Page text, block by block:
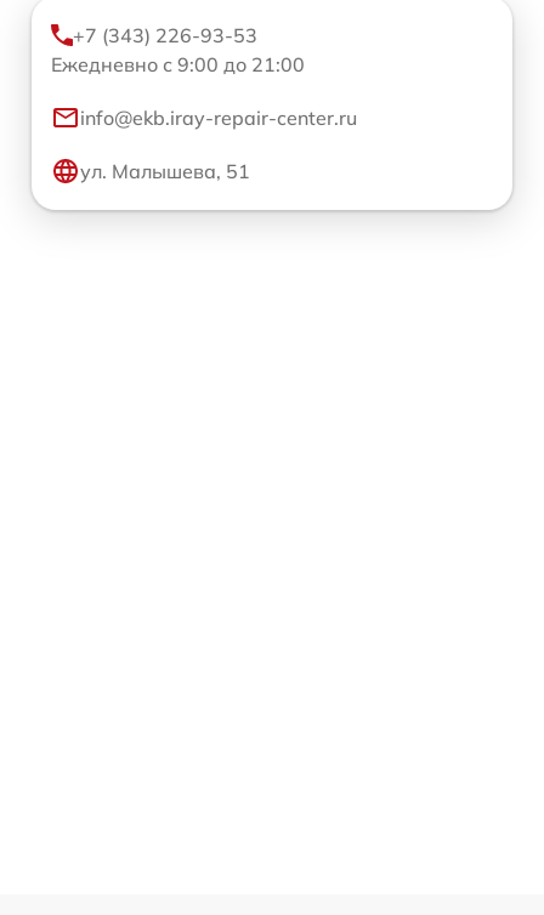
+7 (343) 226-93-53
Ежедневно с 9:00 до 21:00
info@ekb.iray-repair-center.ru
ул. Малышева, 51